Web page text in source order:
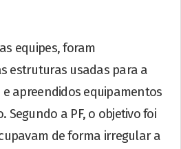
equipes, foram
estruturas usadas para a
apreendidos equipamentos
Segundo a PF, o objetivo foi
de forma irregular a